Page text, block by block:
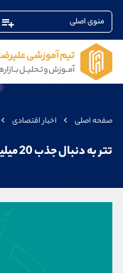
منوی اصلی
صفحه اصلی اخبار اقتصادی
تتر به دنبال جذب 20 میلیارد دلار با ارزش گذاری 500 میلیارد دلاری
پشتیبان فروش (محسن
تلگرام
موبایل